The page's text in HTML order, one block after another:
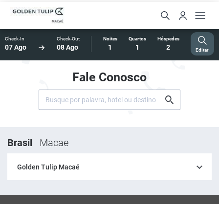
Check-In
07 Ago
Check-Out
08 Ago
Noites
1
Quartos
1
Hóspedes
2 Editar
Fale Conosco
Brasil Macae
Golden Tulip Macaé